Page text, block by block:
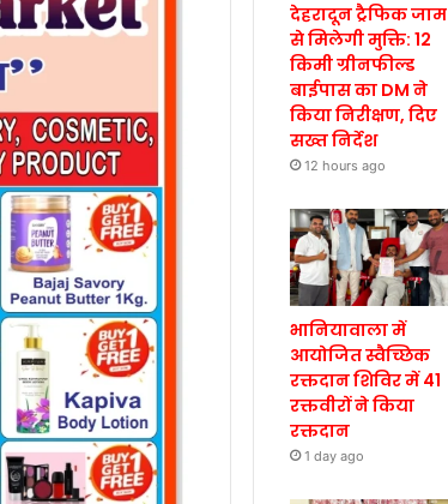
देहरादून ट्रैफिक जाम
से मिलेगी मुक्ति: 12
किमी ग्रीनफील्ड
बाईपास का DM ने
किया निरीक्षण, दिए
सख्त निर्देश
12 hours ago
भानियावाला में
आयोजित स्वैच्छिक
रक्तदान शिविर में 41
रक्तवीरों ने किया
रक्तदान
1 day ago